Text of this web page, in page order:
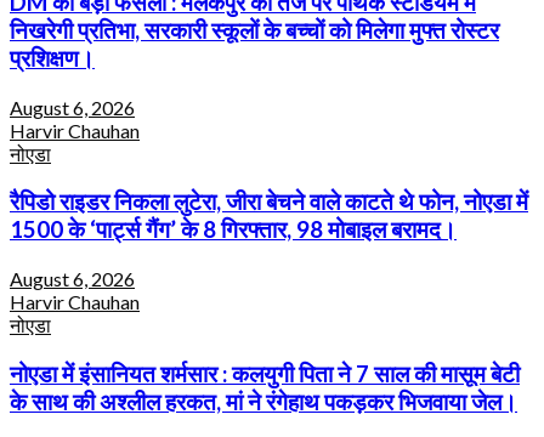
निखरेगी प्रतिभा, सरकारी स्कूलों के बच्चों को मिलेगा मुफ्त रोस्टर
प्रशिक्षण।
August 6, 2026
Harvir Chauhan
नोएडा
रैपिडो राइडर निकला लुटेरा, जीरा बेचने वाले काटते थे फोन, नोएडा में
1500 के ‘पार्ट्स गैंग’ के 8 गिरफ्तार, 98 मोबाइल बरामद।
August 6, 2026
Harvir Chauhan
नोएडा
नोएडा में इंसानियत शर्मसार : कलयुगी पिता ने 7 साल की मासूम बेटी
के साथ की अश्लील हरकत, मां ने रंगेहाथ पकड़कर भिजवाया जेल।